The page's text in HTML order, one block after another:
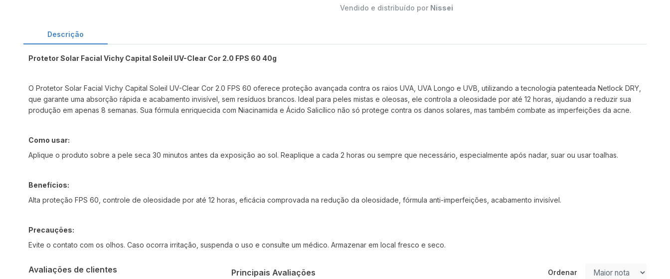
Vendido e distribuído por Nissei
Descrição
Protetor Solar Facial Vichy Capital Soleil UV-Clear Cor 2.0 FPS 60 40g
O Protetor Solar Facial Vichy Capital Soleil UV-Clear Cor 2.0 FPS 60 oferece proteção avançada contra os raios UVA, UVA Longo e UVB, utilizando a tecnologia patenteada Netlock DRY,
que garante uma absorção rápida e acabamento invisível, sem resíduos brancos. Ideal para peles mistas e oleosas, ele controla a oleosidade por até 12 horas, ajudando a reduzir sua
produção em apenas 8 semanas. Sua fórmula enriquecida com Niacinamida e Ácido Salicílico não só protege contra os danos solares, mas também combate as imperfeições da acne.
Como usar:
Aplique o produto sobre a pele seca 30 minutos antes da exposição ao sol. Reaplique a cada 2 horas ou sempre que necessário, especialmente após nadar, suar ou usar toalhas.
Benefícios:
Alta proteção FPS 60, controle de oleosidade por até 12 horas, eficácia comprovada na redução da oleosidade, fórmula anti-imperfeições, acabamento invisível.
Precauções:
Evite o contato com os olhos. Caso ocorra irritação, suspenda o uso e consulte um médico. Armazenar em local fresco e seco.
Avaliações de clientes Principais Avaliações Ordenar